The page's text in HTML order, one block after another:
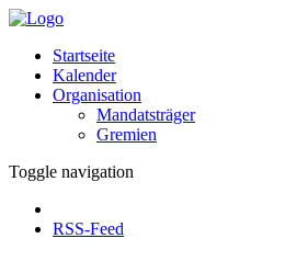
Startseite
Kalender
Organisation
Mandatsträger
Gremien
Toggle navigation
RSS-Feed